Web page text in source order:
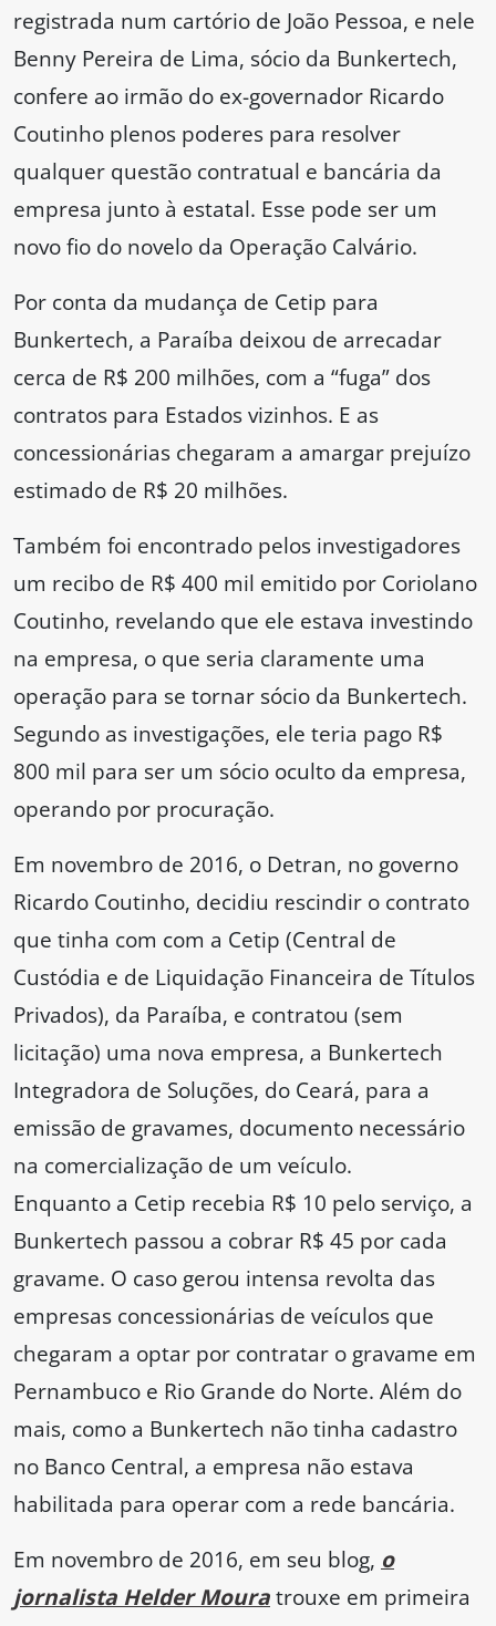
registrada num cartório de João Pessoa, e nele
Benny Pereira de Lima, sócio da Bunkertech,
confere ao irmão do ex-governador Ricardo
Coutinho plenos poderes para resolver
qualquer questão contratual e bancária da
empresa junto à estatal. Esse pode ser um
novo fio do novelo da Operação Calvário.
Por conta da mudança de Cetip para
Bunkertech, a Paraíba deixou de arrecadar
cerca de R$ 200 milhões, com a “fuga” dos
contratos para Estados vizinhos. E as
concessionárias chegaram a amargar prejuízo
estimado de R$ 20 milhões.
Também foi encontrado pelos investigadores
um recibo de R$ 400 mil emitido por Coriolano
Coutinho, revelando que ele estava investindo
na empresa, o que seria claramente uma
operação para se tornar sócio da Bunkertech.
Segundo as investigações, ele teria pago R$
800 mil para ser um sócio oculto da empresa,
operando por procuração.
Em novembro de 2016, o Detran, no governo
Ricardo Coutinho, decidiu rescindir o contrato
que tinha com com a Cetip (Central de
Custódia e de Liquidação Financeira de Títulos
Privados), da Paraíba, e contratou (sem
licitação) uma nova empresa, a Bunkertech
Integradora de Soluções, do Ceará, para a
emissão de gravames, documento necessário
na comercialização de um veículo.
Enquanto a Cetip recebia R$ 10 pelo serviço, a
Bunkertech passou a cobrar R$ 45 por cada
gravame. O caso gerou intensa revolta das
empresas concessionárias de veículos que
chegaram a optar por contratar o gravame em
Pernambuco e Rio Grande do Norte. Além do
mais, como a Bunkertech não tinha cadastro
no Banco Central, a empresa não estava
habilitada para operar com a rede bancária.
Em novembro de 2016, em seu blog, o
jornalista Helder Mouratrouxe em primeira